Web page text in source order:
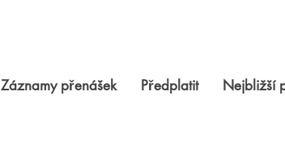
Záznamy přenášek Předplatit Nejbližší